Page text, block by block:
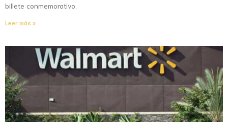
billete conmemorativo.
Leer más »